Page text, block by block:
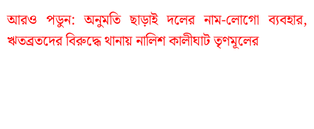
আরও পডুন:অনুমতি ছাড়াই দলের নাম-লোগো ব্যবহার,
ঋতব্রতদের বিরুদ্ধে থানায় নালিশ কালীঘাট তৃণমূলের